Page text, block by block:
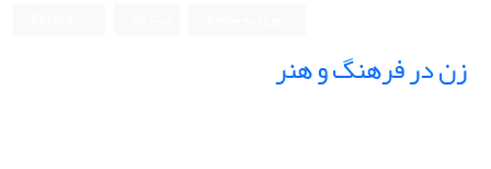
زن در فرهنگ و هنر